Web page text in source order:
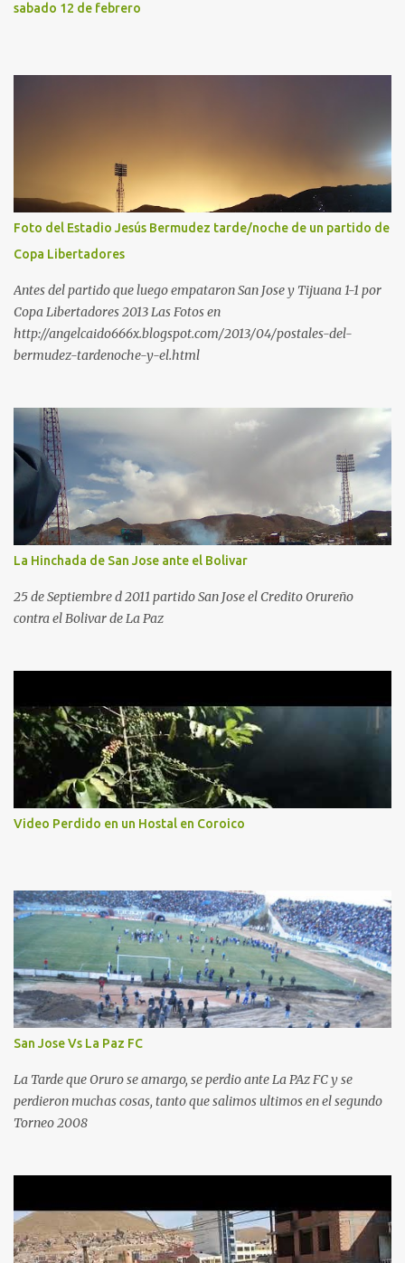
sabado 12 de febrero
Foto del Estadio Jesús Bermudez tarde/noche de un partido de
Copa Libertadores
Antes del partido que luego empataron San Jose y Tijuana 1-1 por
Copa Libertadores 2013 Las Fotos en
http://angelcaido666x.blogspot.com/2013/04/postales-del-
bermudez-tardenoche-y-el.html
La Hinchada de San Jose ante el Bolivar
25 de Septiembre d 2011 partido San Jose el Credito Orureño
contra el Bolivar de La Paz
Video Perdido en un Hostal en Coroico
San Jose Vs La Paz FC
La Tarde que Oruro se amargo, se perdio ante La PAz FC y se
perdieron muchas cosas, tanto que salimos ultimos en el segundo
Torneo 2008